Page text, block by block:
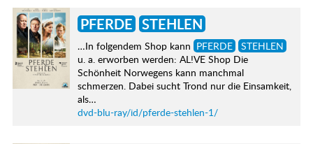
PFERDE STEHLEN
…In folgendem Shop kann PFERDE
STEHLEN
u. a. erworben werden: AL!VE Shop Die
Schönheit Norwegens kann manchmal
schmerzen. Dabei sucht Trond nur die Einsamkeit,
als…
dvd-blu-ray/id/pferde-stehlen-1/